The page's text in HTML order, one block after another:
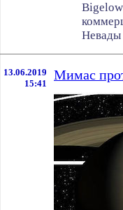
Невады
13.06.2019
15:41
Мимас